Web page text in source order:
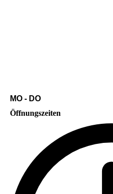
MO - DO
Öffnungszeiten